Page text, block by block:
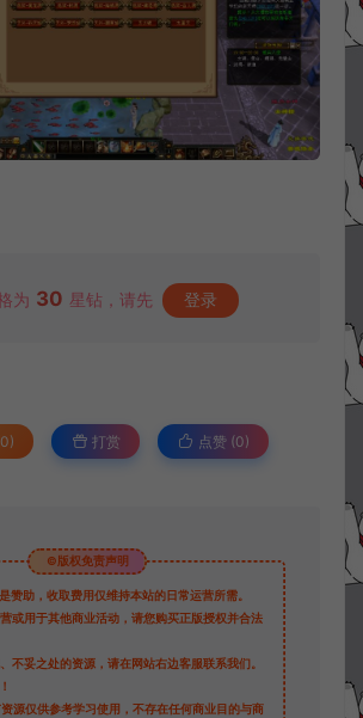
为 30 星钻，请先 登录
打赏 点赞 (0)
©版权免责声明
赞助，收取费用仅维持本站的日常运营所需。
或用于其他商业活动，请您购买正版授权并合法
不妥之处的资源，请在网站右边客服联系我们。
源仅供参考学习使用，不存在任何商业目的与商